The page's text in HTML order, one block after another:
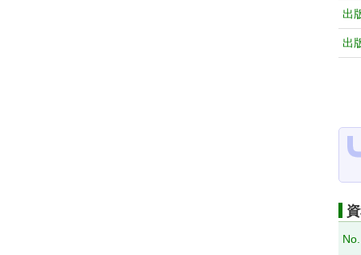
出
出
No.